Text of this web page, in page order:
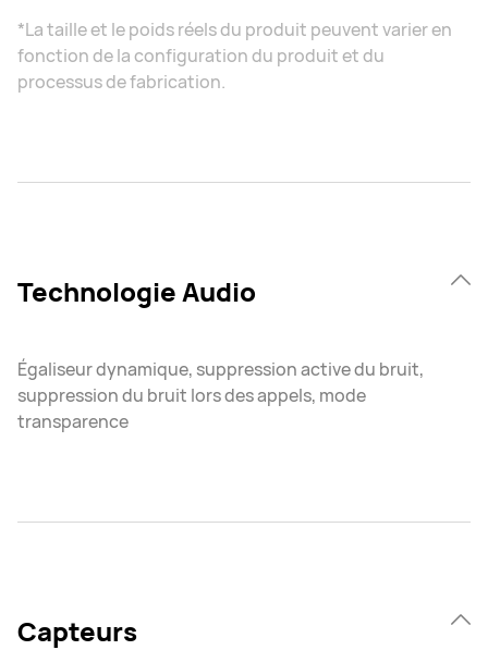
*La taille et le poids réels du produit peuvent varier en
fonction de la configuration du produit et du
processus de fabrication.
Technologie Audio
Égaliseur dynamique, suppression active du bruit,
suppression du bruit lors des appels, mode
transparence
Capteurs